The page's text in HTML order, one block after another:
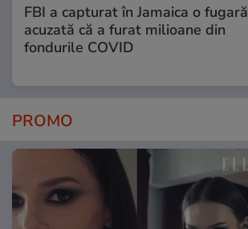
FBI a capturat în Jamaica o fugară
acuzată că a furat milioane din
fondurile COVID
PROMO